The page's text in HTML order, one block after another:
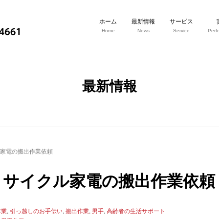
ホーム
Home
最新情報
News
サービス
Service
最新情報
電の搬出作業依頼
イクル家電の搬出作業依頼
, 引っ越しのお手伝い, 搬出作業, 男手, 高齢者の生活サポート